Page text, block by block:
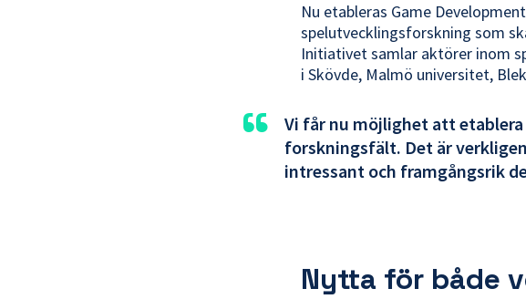
Nu etableras Game
spelutvecklingsforskning som
Initiativet samlar aktörer inom
i Skövde, Malmö universitet,
“
Vi får nu möjlighet att
forskningsfält. Det är
intressant och framgångsrik
Nytta för både